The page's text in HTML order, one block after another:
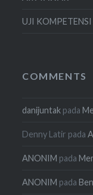
UJI
COMMENTS
danijuntak pada
Denny Latir pada
ANONIM pada
ANONIM pada